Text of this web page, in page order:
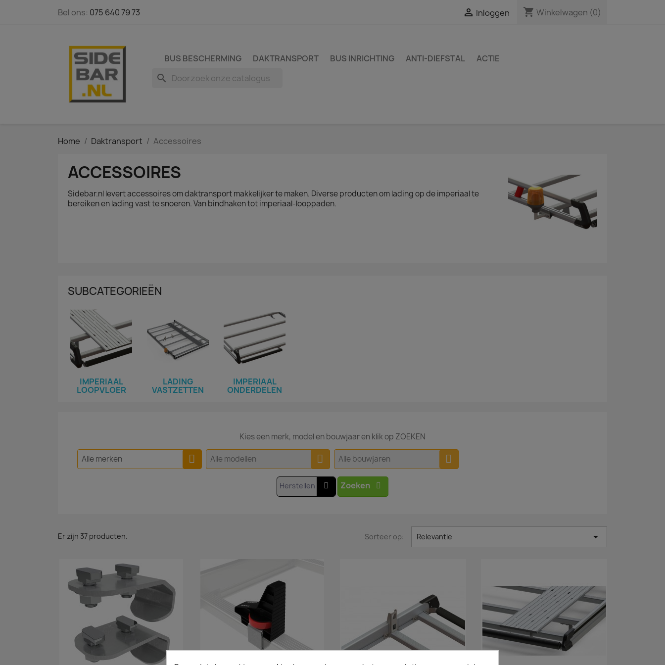
Bel ons: 075 640 79 73  Inloggen shopping_cart Winkelwagen (0)
BUS BESCHERMING DAKTRANSPORT BUS INRICHTING ANTI-DIEFSTAL ACTIE
search
Home Daktransport Accessoires
ACCESSOIRES
Sidebar.nl levert accessoires om daktransport makkelijker te maken. Diverse producten om lading op de imperiaal te
bereiken en lading vast te snoeren. Van bindhaken tot imperiaal-looppaden.
SUBCATEGORIEËN
IMPERIAAL
LOOPVLOER
LADING
VASTZETTEN
IMPERIAAL
ONDERDELEN
Kies een merk, model en bouwjaar en klik op ZOEKEN
Alle merken Alle modellen Alle bouwjaren
Herstellen Zoeken
Er zijn 37 producten. Sorteer op: Relevantie 